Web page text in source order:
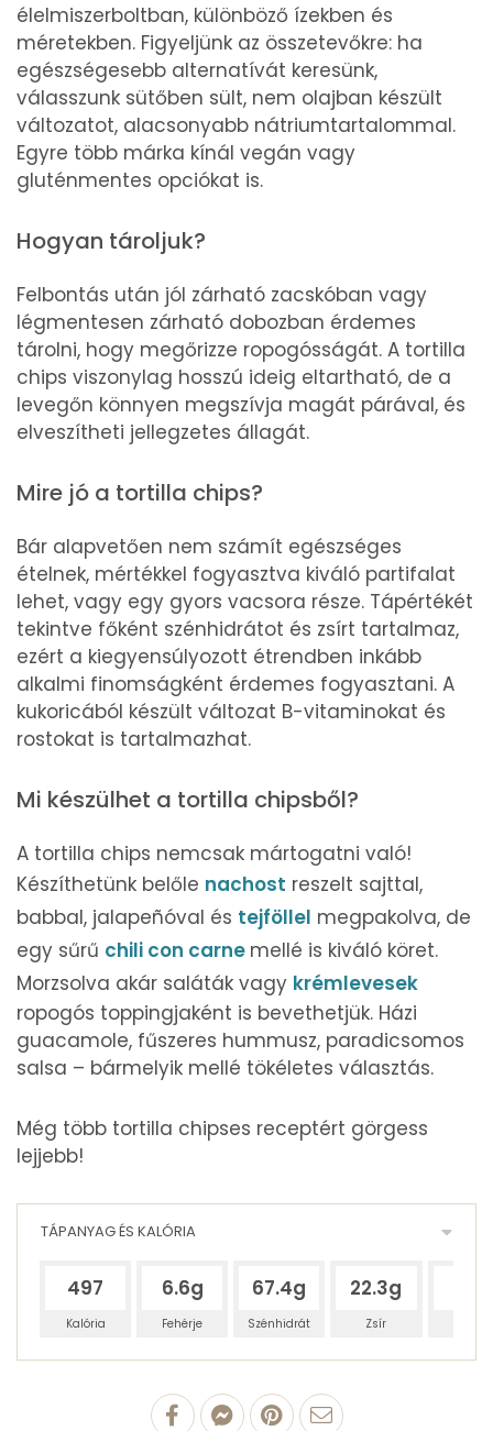
élelmiszerboltban, különböző ízekben és
méretekben. Figyeljünk az összetevőkre: ha
egészségesebb alternatívát keresünk,
válasszunk sütőben sült, nem olajban készült
változatot, alacsonyabb nátriumtartalommal.
Egyre több márka kínál vegán vagy
gluténmentes opciókat is.
Hogyan tároljuk?
Felbontás után jól zárható zacskóban vagy
légmentesen zárható dobozban érdemes
tárolni, hogy megőrizze ropogósságát. A tortilla
chips viszonylag hosszú ideig eltartható, de a
levegőn könnyen megszívja magát párával, és
elveszítheti jellegzetes állagát.
Mire jó a tortilla chips?
Bár alapvetően nem számít egészséges
ételnek, mértékkel fogyasztva kiváló partifalat
lehet, vagy egy gyors vacsora része. Tápértékét
tekintve főként szénhidrátot és zsírt tartalmaz,
ezért a kiegyensúlyozott étrendben inkább
alkalmi finomságként érdemes fogyasztani. A
kukoricából készült változat B-vitaminokat és
rostokat is tartalmazhat.
Mi készülhet a tortilla chipsből?
A tortilla chips nemcsak mártogatni való!
Készíthetünk belőle nachost reszelt sajttal,
babbal, jalapeñóval és tejföllel megpakolva, de
egy sűrű chili con carne mellé is kiváló köret.
Morzsolva akár saláták vagy krémlevesek
ropogós toppingjaként is bevethetjük. Házi
guacamole, fűszeres hummusz, paradicsomos
salsa – bármelyik mellé tökéletes választás.
Még több tortilla chipses receptért görgess
lejjebb!
TÁPANYAG ÉS KALÓRIA
497
Kalória
6.6g
Fehérje
67.4g
Szénhidrát
22.3g
Zsír
100 g Tortilla chips